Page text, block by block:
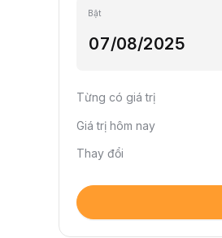
Bật
Từng có giá trị
Giá trị hôm nay
Thay đổi